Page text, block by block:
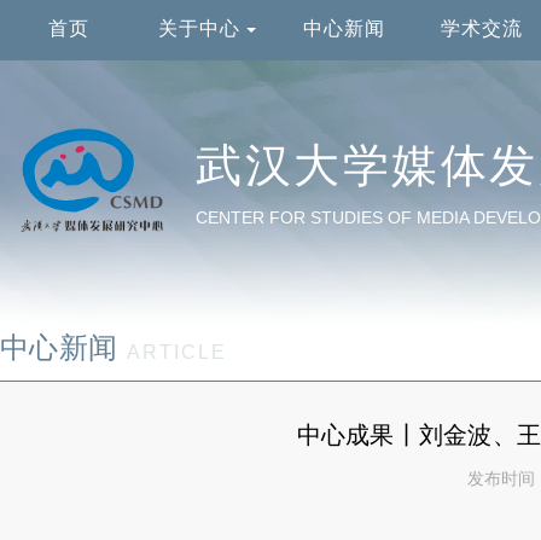
首页 关于中心 中心新闻 学术交流
武汉大学媒体
CENTER FOR STUDIES OF MEDIA
中心新闻 ARTICLE
中心成果丨刘金波、
发布时